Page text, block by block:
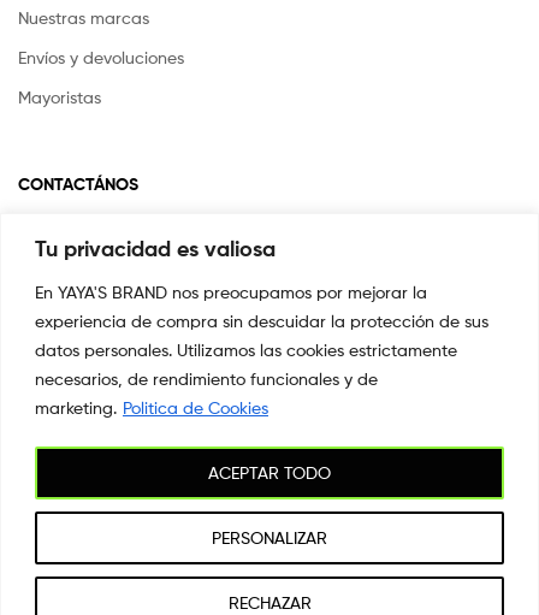
Tu privacidad es valiosa
En YAYA'S BRAND nos preocupamos por mejorar la
experiencia de compra sin descuidar la protección de sus
datos personales. Utilizamos las cookies estrictamente
necesarios, de rendimiento funcionales y de
marketing. Politica de Cookies
PERSONALIZAR
RECHAZAR
ACEPTAR TODO
Nuestras marcas
Envíos y devoluciones
Mayoristas
CONTACTÁNOS
Si tienes alguna pregunta o inquietud escríbenos a
📍CARRERA 8 # 14-45 SAN PEDRO
CALI, COLOMBIA
+57 3044553869
Copyright © 2026YAYA'S BRAND. All Rights Reserved.